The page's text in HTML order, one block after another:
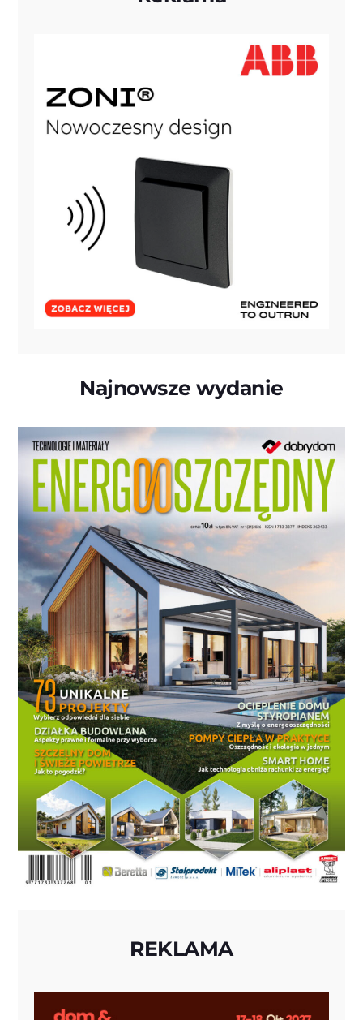
Najnowsze wydanie
REKLAMA